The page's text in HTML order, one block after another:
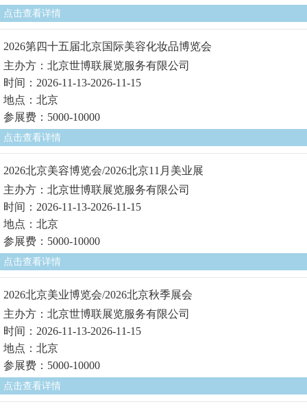
点击查看详情
2026第四十五届北京国际美容化妆品博览会
主办方：北京世博联展览服务有限公司
时间：2026-11-13-2026-11-15
地点：北京
参展费：5000-10000
点击查看详情
2026北京美容博览会/2026北京11月美业展
主办方：北京世博联展览服务有限公司
时间：2026-11-13-2026-11-15
地点：北京
参展费：5000-10000
点击查看详情
2026北京美业博览会/2026北京秋季展会
主办方：北京世博联展览服务有限公司
时间：2026-11-13-2026-11-15
地点：北京
参展费：5000-10000
点击查看详情